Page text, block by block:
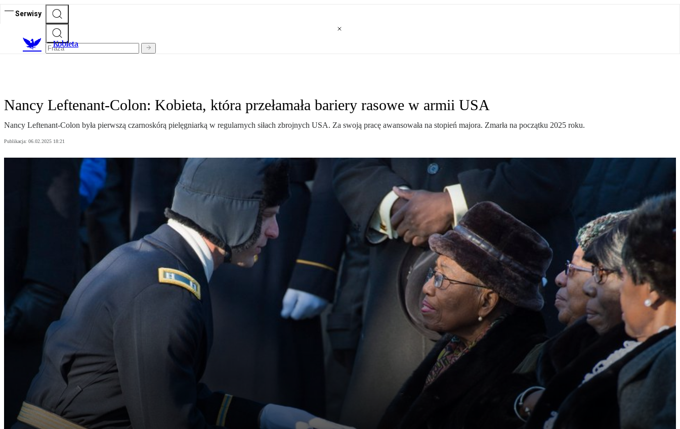
Serwisy
Kobieta
Nancy Leftenant-Colon: Kobieta, która przełamała bariery rasowe w armii USA
Nancy Leftenant-Colon była pierwszą czarnoskórą pielęgniarką w regularnych siłach zbrojnych USA. Za swoją pracę awansowała na stopień majora. Zmarła na początku 2025 roku.
Publikacja: 06.02.2025 18:21